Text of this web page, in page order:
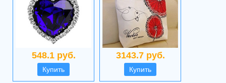
548.1 руб.
Купить
3143.7 руб.
Купить